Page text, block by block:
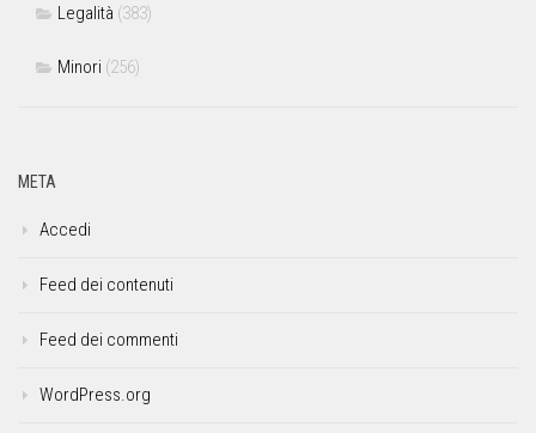
Legalità (383)
Minori (256)
META
Accedi
Feed dei contenuti
Feed dei commenti
WordPress.org